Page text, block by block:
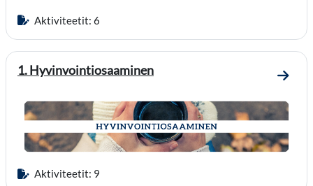
Aktiviteetit: 6
1. Hyvinvointiosaaminen
Mene
Aktiviteetit: 9